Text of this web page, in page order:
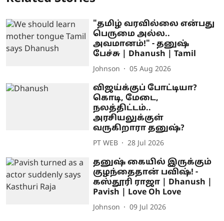
"தமிழ் வரவில்லை என்பது
பெருமை அல்ல..
அவமானம்!" - தனுஷ்
பேச்சு | Dhanush | Tamil
Johnson 05 Aug 2026
விஜய்க்குப் போட்டியா?
கொடி, மேடை,
நலத்திட்டம்..
அரசியலுக்குள்
வருகிறாரா தனுஷ்?
PT WEB 28 Jul 2026
தனுஷ் கையில் இருக்கும்
குழந்தைதான் பவிஷ்! -
கஸ்தூரி ராஜா | Dhanush |
Pavish | Love Oh Love
Johnson 09 Jul 2026